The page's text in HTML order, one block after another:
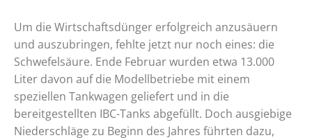
Um die Wirtschaftsdünger erfolgreich anzusäuern
und auszubringen, fehlte jetzt nur noch eines: die
Schwefelsäure. Ende Februar wurden etwa 13.000
Liter davon auf die Modellbetriebe mit einem
speziellen Tankwagen geliefert und in die
bereitgestellten IBC-Tanks abgefüllt. Doch ausgiebige
Niederschläge zu Beginn des Jahres führten dazu,